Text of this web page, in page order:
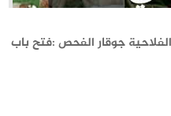
جوقار الفحص :فتح باب